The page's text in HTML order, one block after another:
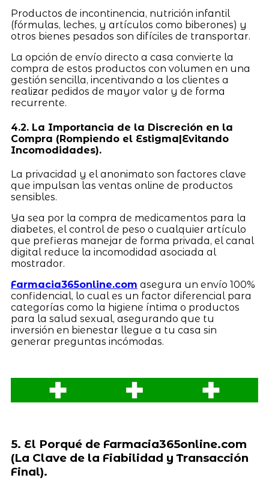
Productos de incontinencia, nutrición infantil
(fórmulas, leches, y artículos como biberones) y
otros bienes pesados son difíciles de transportar.
La opción de envío directo a casa convierte la
compra de estos productos con volumen en una
gestión sencilla, incentivando a los clientes a
realizar pedidos de mayor valor y de forma
recurrente.
4.2. La Importancia de la Discreción en la
Compra (Rompiendo el Estigma|Evitando
Incomodidades).
La privacidad y el anonimato son factores clave
que impulsan las ventas online de productos
sensibles.
Ya sea por la compra de medicamentos para la
diabetes, el control de peso o cualquier artículo
que prefieras manejar de forma privada, el canal
digital reduce la incomodidad asociada al
mostrador.
Farmacia365online.com asegura un envío 100%
confidencial, lo cual es un factor diferencial para
categorías como la higiene íntima o productos
para la salud sexual, asegurando que tu
inversión en bienestar llegue a tu casa sin
generar preguntas incómodas.
5. El Porqué de Farmacia365online.com
(La Clave de la Fiabilidad y Transacción
Final).